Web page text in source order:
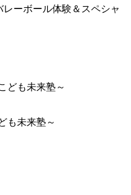
ーボール体験＆スペシャ
も未来塾～